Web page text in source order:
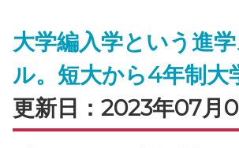
大学編入学という進
ル。短大から4年制大
更新日：2023年07月